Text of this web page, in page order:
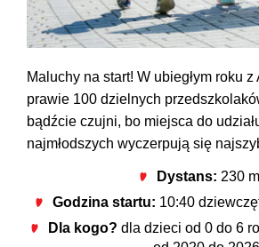
Maluchy na start! W ubiegłym roku z
prawie 100 dzielnych
bądźcie czujni, bo miejsca do
najmłodszych wyczerpują się
Dystans: 230 m
Godzina startu: 10:40
Dla kogo?dla dzieci od 0 do 6